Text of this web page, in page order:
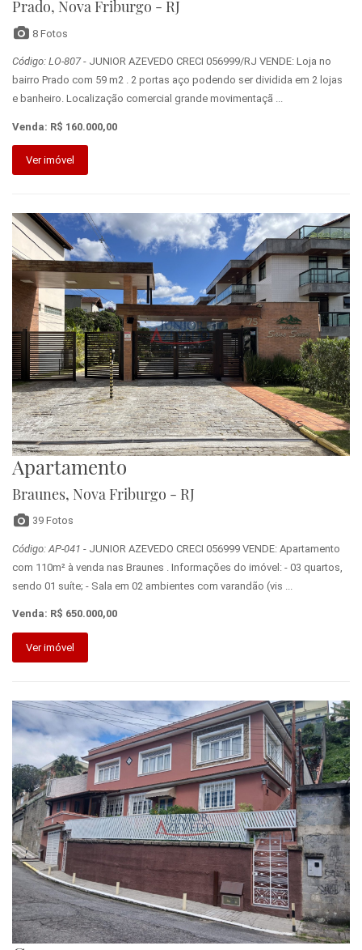
Prado, Nova Friburgo - RJ
8 Fotos
Código: LO-807- JUNIOR AZEVEDO CRECI 056999/RJ VENDE: Loja no
bairro Prado com 59 m2 . 2 portas aço podendo ser dividida em 2 lojas
e banheiro. Localização comercial grande movimentaçã ...
Venda: R$ 160.000,00
Ver imóvel
Apartamento
Braunes, Nova Friburgo - RJ
39 Fotos
Código: AP-041 - JUNIOR AZEVEDO CRECI 056999 VENDE: Apartamento
com 110m² à venda nas Braunes . Informações do imóvel: - 03 quartos,
sendo 01 suíte; - Sala em 02 ambientes com varandão (vis ...
Venda: R$ 650.000,00
Ver imóvel